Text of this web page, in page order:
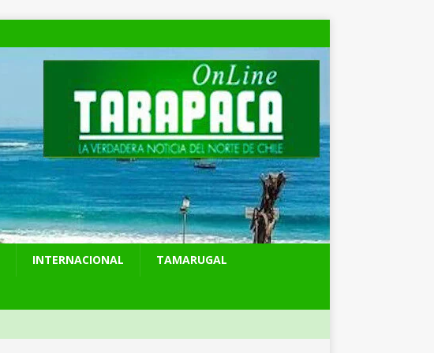
INTERNACIONAL TAMARUGAL